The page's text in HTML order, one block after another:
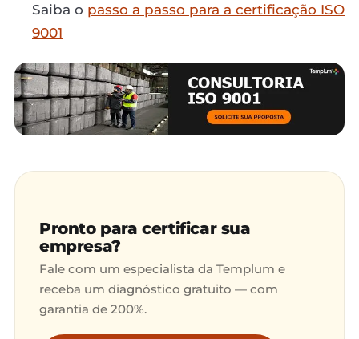
Saiba o passo a passo para a certificação ISO
9001
Pronto para certificar sua
empresa?
Fale com um especialista da Templum e
receba um diagnóstico gratuito — com
garantia de 200%.